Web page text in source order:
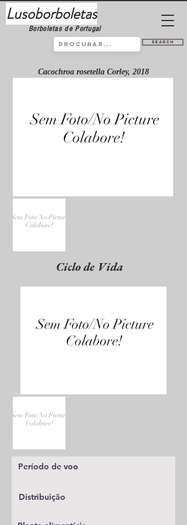
Lusoborboletas
Borboletas de Portugal
Search
Cacochroa rosetella Corley, 2018
Ciclo de Vida
Período de voo
Distribuição